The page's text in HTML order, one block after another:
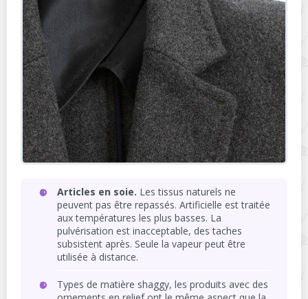
Articles en soie. Les tissus naturels ne
peuvent pas être repassés. Artificielle est traitée
aux températures les plus basses. La
pulvérisation est inacceptable, des taches
subsistent après. Seule la vapeur peut être
utilisée à distance.
Types de matière shaggy, les produits avec des